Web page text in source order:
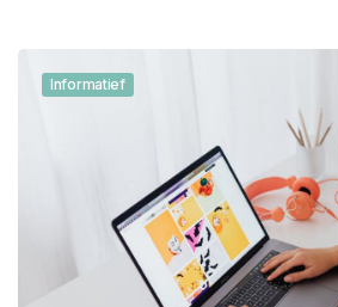
Informatief